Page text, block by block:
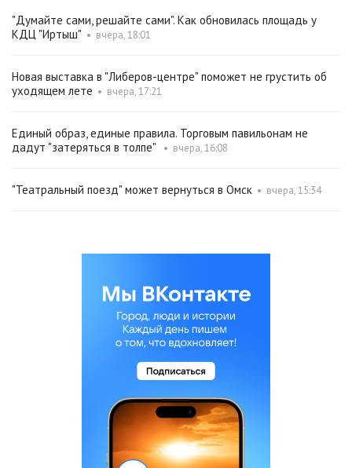
"Думайте сами, решайте сами". Как обновилась площадь у
КДЦ "Иртыш" • вчера, 18:01
Новая выставка в "Либеров-центре" поможет не грустить об
уходящем лете • вчера, 17:21
Единый образ, единые правила. Торговым павильонам не
дадут "затеряться в толпе"
• вчера, 16:08
"Театральный поезд" может вернуться в Омск • вчера, 15:34